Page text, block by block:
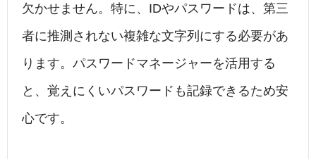
欠かせません。特に、IDやパスワードは、第三
者に推測されない複雑な文字列にする必要があ
ります。パスワードマネージャーを活用する
と、覚えにくいパスワードも記録できるため安
心です。